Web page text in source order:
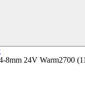
8mm 24V Warm2700